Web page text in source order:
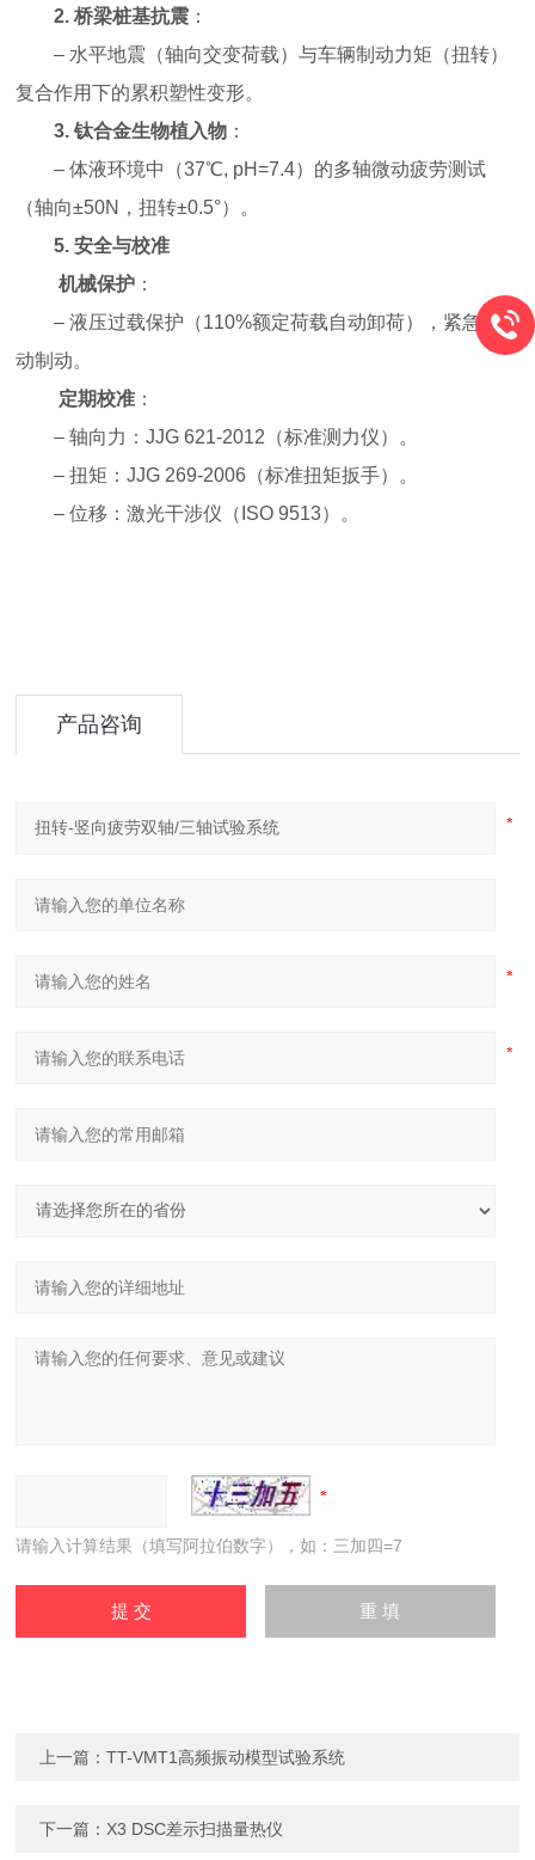
2.桥梁桩基抗震 ：
– 水平地震（轴向交变荷载）与车辆制动力矩（扭转）
复合作用下的累积塑性变形。
3.钛合金生物植入物 ：
– 体液环境中（37℃, pH=7.4）的多轴微动疲劳测试
（轴向±50N，扭转±0.5°）。
5.安全与校准
机械保护 ：
– 液压过载保护（110%额定荷载自动卸荷），紧急气
动制动。
定期校准 ：
– 轴向力：JJG 621-2012（标准测力仪）。
– 扭矩：JJG 269-2006（标准扭矩扳手）。
– 位移：激光干涉仪（ISO 9513）。
产品咨询
请输入计算结果（填写阿拉伯数字），如：三加四=7
上一篇：TT-VMT1高频振动模型试验系统
下一篇： X3 DSC差示扫描量热仪